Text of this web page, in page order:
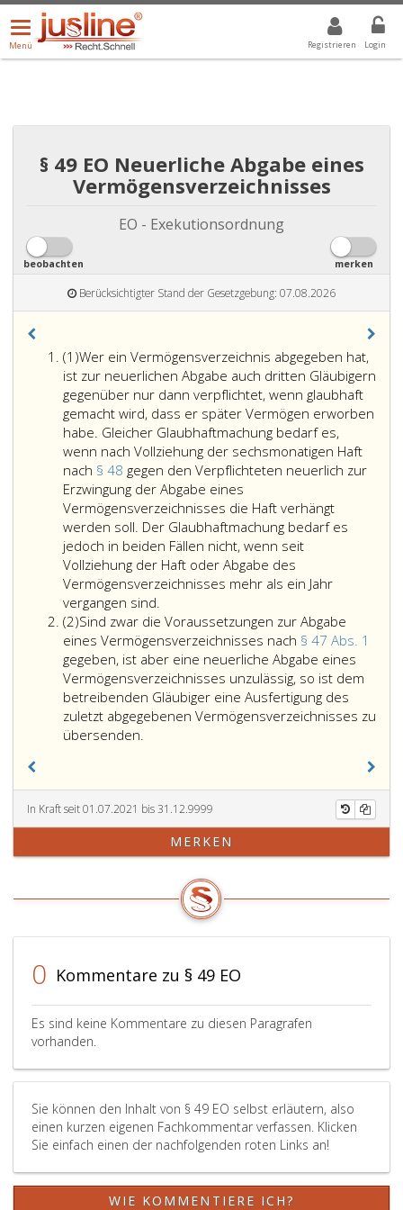
Registrieren Login
Menü
öffnen/schließen
Menü
ALLE DROPDOWN: GEWÄHLTER WERT IST ALLE
§ 49 EO Neuerliche Abgabe eines
Vermögensverzeichnisses
EO - Exekutionsordnung
beobachten merken
Berücksichtigter Stand der Gesetzgebung: 07.08.2026
(1)Absatz
eins
Wer ein Vermögensverzeichnis abgegeben hat,
ist zur neuerlichen Abgabe auch dritten Gläubigern
gegenüber nur dann verpflichtet, wenn glaubhaft
gemacht wird, dass er später Vermögen erworben
habe. Gleicher Glaubhaftmachung bedarf es,
wenn nach Vollziehung der sechsmonatigen Haft
nach § 48 gegen den Verpflichteten neuerlich zur
Erzwingung der Abgabe eines
Vermögensverzeichnisses die Haft verhängt
werden soll. Der Glaubhaftmachung bedarf es
jedoch in beiden Fällen nicht, wenn seit
Vollziehung der Haft oder Abgabe des
Vermögensverzeichnisses mehr als ein Jahr
vergangen sind.
ein
Vermögensverzeichnis
abgegeben
hat,
ist
zur
dritten
Gläubigern
gegenüber
nur
verpflichtet,
wenn
glaubhaft
gemacht
dass
später
habe.
Glaubhaftmachung
bedarf
es,
wenn
nach
Vollziehung
(2)Absatz
2
Sind zwar die Voraussetzungen zur Abgabe
eines Vermögensverzeichnisses nach § 47 Abs. 1
gegeben, ist aber eine neuerliche Abgabe eines
Vermögensverzeichnisses unzulässig, so ist dem
betreibenden Gläubiger eine Ausfertigung des
zuletzt abgegebenen Vermögensverzeichnisses zu
übersenden.
Voraussetzungen
zur
Abgabe
eines
Paragraph
Absatz
gegeben,
aber
Abgabe
Vermögensverzeichnisses
unzulässig,
so
ist
dem
betreibenden
In Kraft seit 01.07.2021 bis 31.12.9999
MERKEN
0 Kommentare zu § 49 EO
Es sind keine Kommentare zu diesen Paragrafen
vorhanden.
Sie können den Inhalt von § 49 EO selbst erläutern, also
einen kurzen eigenen Fachkommentar verfassen. Klicken
Sie einfach einen der nachfolgenden roten Links an!
WIE KOMMENTIERE ICH?